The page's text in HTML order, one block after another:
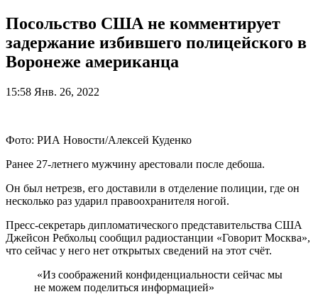
Посольство США не комментирует
задержание избившего полицейского в
Воронеже американца
15:58 Янв. 26, 2022
Фото: РИА Новости/Алексей Куденко
Ранее 27-летнего мужчину арестовали после дебоша.
Он был нетрезв, его доставили в отделение полиции, где он
несколько раз ударил правоохранителя ногой.
Пресс-секретарь дипломатического представительства США
Джейсон Ребхольц сообщил радиостанции «Говорит Москва»,
что сейчас у него нет открытых сведений на этот счёт.
«Из соображений конфиденциальности сейчас мы
не можем поделиться информацией»